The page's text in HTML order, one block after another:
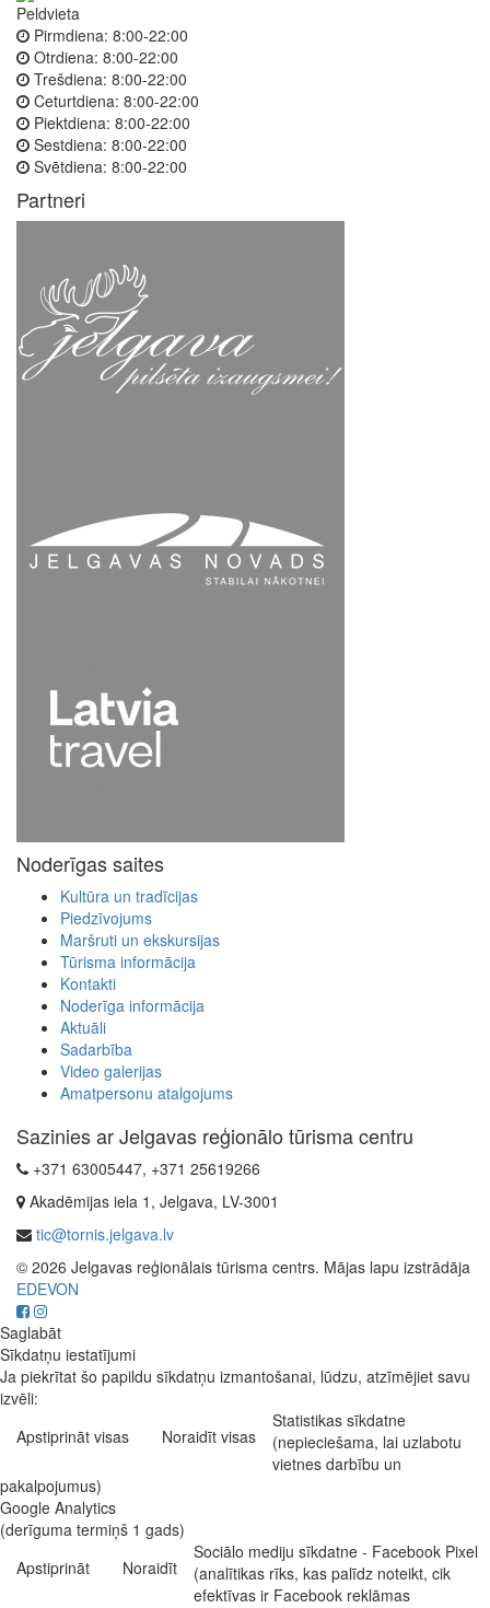
Peldvieta
Pirmdiena: 8:00-22:00
Otrdiena: 8:00-22:00
Trešdiena: 8:00-22:00
Ceturtdiena: 8:00-22:00
Piektdiena: 8:00-22:00
Sestdiena: 8:00-22:00
Svētdiena: 8:00-22:00
Partneri
Noderīgas saites
Kultūra un tradīcijas
Piedzīvojums
Maršruti un ekskursijas
Tūrisma informācija
Kontakti
Noderīga informācija
Aktuāli
Sadarbība
Video galerijas
Amatpersonu atalgojums
Sazinies ar Jelgavas reģionālo tūrisma centru
+371 63005447, +371 25619266
Akadēmijas iela 1, Jelgava, LV-3001
tic@tornis.jelgava.lv
© 2026 Jelgavas reģionālais tūrisma centrs. Mājas lapu izstrādāja
EDEVON
Saglabāt
Sīkdatņu iestatījumi
Ja piekrītat šo papildu sīkdatņu izmantošanai, lūdzu, atzīmējiet savu
izvēli:
Apstiprināt visas
Noraidīt visas
Statistikas sīkdatne
(nepieciešama, lai uzlabotu
vietnes darbību un
pakalpojumus)
Google Analytics
(derīguma termiņš 1 gads)
Apstiprināt
Noraidīt
Sociālo mediju sīkdatne - Facebook Pixel
(analītikas rīks, kas palīdz noteikt, cik
efektīvas ir Facebook reklāmas